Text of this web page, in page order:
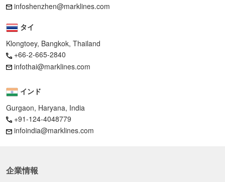
infoshenzhen@marklines.com
タイ
Klongtoey, Bangkok, Thailand
+66-2-665-2840
infothai@marklines.com
インド
Gurgaon, Haryana, India
+91-124-4048779
infoindia@marklines.com
企業情報